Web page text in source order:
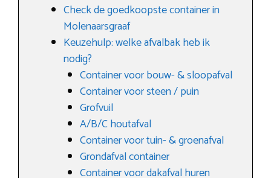
Check de goedkoopste container in
Molenaarsgraaf
Keuzehulp: welke afvalbak heb ik
nodig?
Container voor bouw- & sloopafval
Container voor steen / puin
Grofvuil
A/B/C houtafval
Container voor tuin- & groenafval
Grondafval container
Container voor dakafval huren